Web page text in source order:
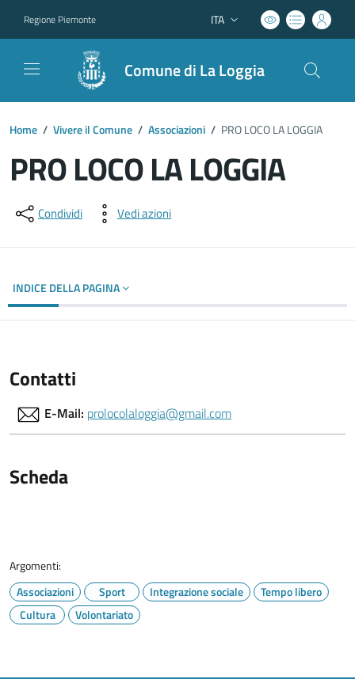
Regione Piemonte Lingua attiva:
ITA
Comune di La Loggia
Home / Vivere il Comune / Associazioni / PRO LOCO LA LOGGIA
PRO LOCO LA LOGGIA
Dettagli del documento
Condividi Vedi azioni
INDICE DELLA PAGINA
Contatti
E-Mail: prolocolaloggia@gmail.com
Scheda
Argomenti:
Associazioni
Sport Integrazione sociale
Tempo libero
Cultura
Volontariato